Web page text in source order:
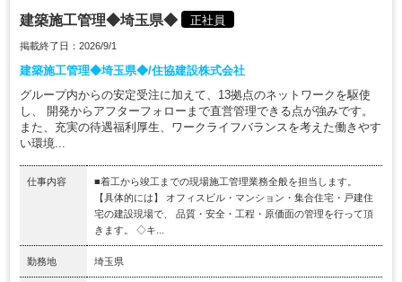
建築施工管理◆埼玉県◆ 正社員
掲載終了日：2026/9/1
建築施工管理◆埼玉県◆/住協建設株式会社
グループ内からの安定受注に加えて、13拠点のネットワークを駆使
し、 開発からアフターフォローまで直営管理できる点が強みです。
また、充実の待遇福利厚生、ワークライフバランスを考えた働きやす
い環境...
仕事内容
■着工から竣工までの現場施工管理業務全般を担当します。
【具体的には】 オフィスビル・マンション・集合住宅・戸建住
宅の建設現場で、 品質・安全・工程・原価面の管理を行って頂
きます。 ◇キ...
勤務地 埼玉県